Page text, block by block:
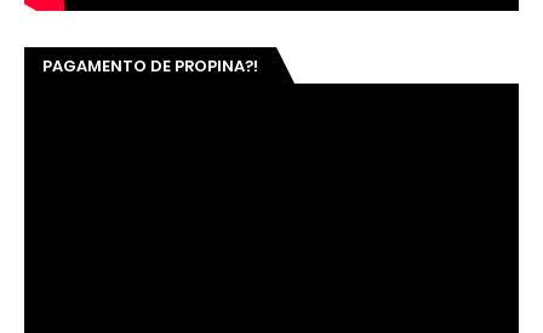
PAGAMENTO DE PROPINA?!